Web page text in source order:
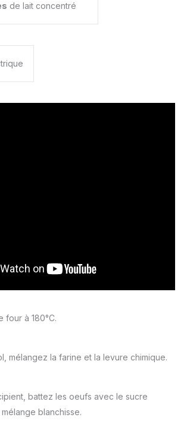
de lait concentré
four à 180°C.
mélangez la farine et la levure chimique.
battez les oeufs avec le sucre
blanchisse.